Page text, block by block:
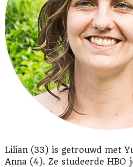
Lilian (33) is getrouwd met
Anna (4). Ze studeerde HBO